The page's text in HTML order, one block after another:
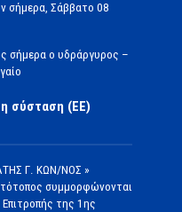
σήμερα, Σάββατο 08
σήμερα ο υδράργυρος –
σύσταση (ΕΕ)
Γ. ΚΩΝ/ΝΟΣ »
συμμορφώνονται
της 1ης